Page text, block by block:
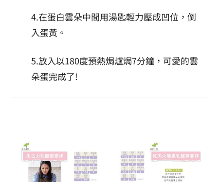
4.在蛋白雲朵中間用湯匙輕力壓成凹位，倒
入蛋黃。
5.放入以180度預熱焗爐焗7分鐘，可愛的雲
朵蛋完成了!